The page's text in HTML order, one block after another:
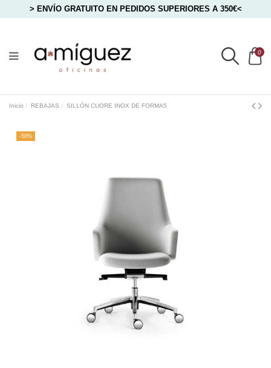
> ENVÍO GRATUITO EN PEDIDOS SUPERIORES A 350€<
0
Inicio REBAJAS SILLÓN CUORE INOX DE FORMA5
-50%